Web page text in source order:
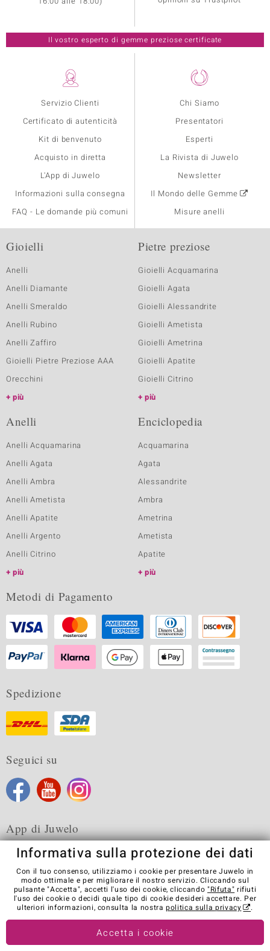
Servizio Clienti
Certificato di autenticità
Kit di benvenuto
Acquisto in diretta
L'App di Juwelo
Informazioni sulla consegna
FAQ - Le domande più comuni
Chi Siamo
Presentatori
Esperti
La Rivista di Juwelo
Newsletter
Il Mondo delle Gemme
Misure anelli
Il vostro esperto di gemme preziose certificate
Gioielli
Anelli
Anelli Diamante
Anelli Smeraldo
Anelli Rubino
Anelli Zaffiro
Gioielli Pietre Preziose AAA
Orecchini
più
Pietre preziose
Gioielli Acquamarina
Gioielli Agata
Gioielli Alessandrite
Gioielli Ametista
Gioielli Ametrina
Gioielli Apatite
Gioielli Citrino
più
Anelli
Anelli Acquamarina
Anelli Agata
Anelli Ambra
Anelli Ametista
Anelli Apatite
Anelli Argento
Anelli Citrino
più
Enciclopedia
Acquamarina
Agata
Alessandrite
Ambra
Ametrina
Ametista
Apatite
più
Metodi di Pagamento
Spedizione
Seguici su
App di Juwelo
Condizioni generali di vendita Informativa Privacy
Cookies
Note legali
Contatti
Recedere dal contratto
Visit our stores in other countries:
Informativa sulla protezione dei dati
Con il tuo consenso, utilizziamo i cookie per presentare Juwelo in
modo ottimale e per migliorare il nostro servizio. Cliccando sul
pulsante "Accetta", accetti l'uso dei cookie, cliccando "Rifuta" rifiuti
l'uso dei cookie o decidi quale tipo di cookie desideri accettare. Per
ulteriori informazioni, consulta la nostrapolitica sulla privacy .
Accetta i cookie